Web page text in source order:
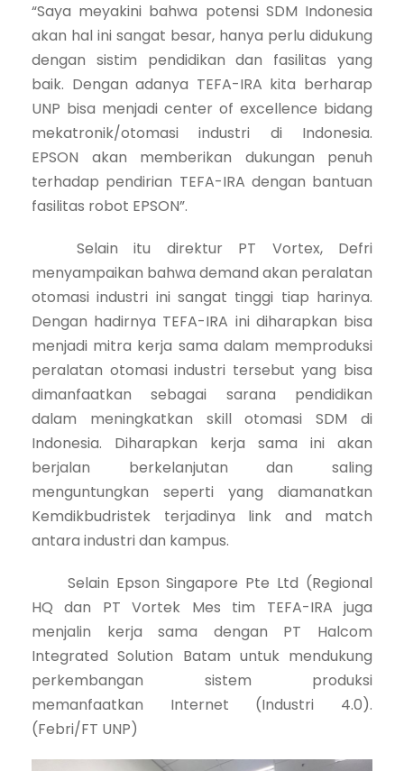
“Saya meyakini bahwa potensi SDM Indonesia
akan hal ini sangat besar, hanya perlu didukung
dengan sistim pendidikan dan fasilitas yang
baik. Dengan adanya TEFA-IRA kita berharap
UNP bisa menjadi center of excellence bidang
mekatronik/otomasi industri di Indonesia.
EPSON akan memberikan dukungan penuh
terhadap pendirian TEFA-IRA dengan bantuan
fasilitas robot EPSON”.
Selain itu direktur PT Vortex, Defri
menyampaikan bahwa demand akan peralatan
otomasi industri ini sangat tinggi tiap harinya.
Dengan hadirnya TEFA-IRA ini diharapkan bisa
menjadi mitra kerja sama dalam memproduksi
peralatan otomasi industri tersebut yang bisa
dimanfaatkan sebagai sarana pendidikan
dalam meningkatkan skill otomasi SDM di
Indonesia. Diharapkan kerja sama ini akan
berjalan berkelanjutan dan saling
menguntungkan seperti yang diamanatkan
Kemdikbudristek terjadinya link and match
antara industri dan kampus.
Selain Epson Singapore Pte Ltd (Regional
HQ dan PT Vortek Mes tim TEFA-IRA juga
menjalin kerja sama dengan PT Halcom
Integrated Solution Batam untuk mendukung
perkembangan sistem produksi
memanfaatkan Internet (Industri 4.0).
(Febri/FT UNP)